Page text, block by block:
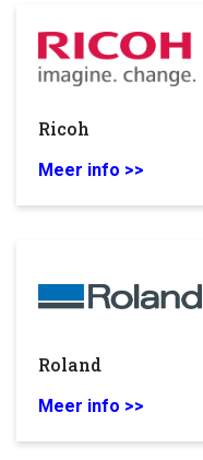
Ricoh
Meer info >>
Roland
Meer info >>